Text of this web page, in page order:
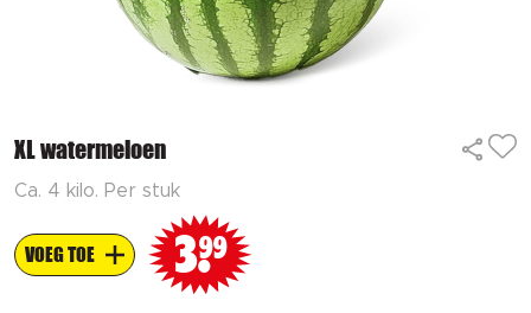
XL watermeloen
Ca. 4 kilo. Per stuk
VOEG TOE 399